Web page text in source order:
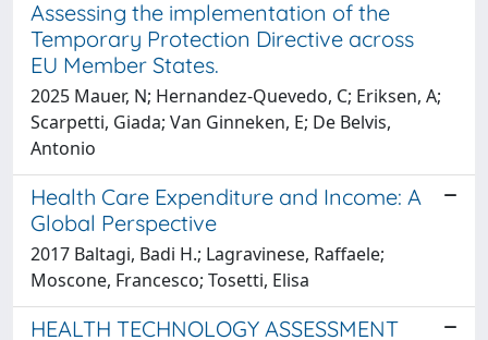
Assessing the implementation of the
Temporary Protection Directive across
EU Member States.
2025 Mauer, N; Hernandez-Quevedo, C; Eriksen, A;
Scarpetti, Giada; Van Ginneken, E; De Belvis,
Antonio
Health Care Expenditure and Income: A
Global Perspective
2017 Baltagi, Badi H.; Lagravinese, Raffaele;
Moscone, Francesco; Tosetti, Elisa
HEALTH TECHNOLOGY ASSESSMENT